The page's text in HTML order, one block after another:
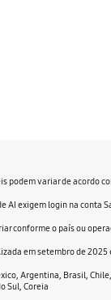
podem variar de acordo
AI exigem login na conta
conforme o país ou
em setembro de
Argentina, Brasil,
Sul, Coreia